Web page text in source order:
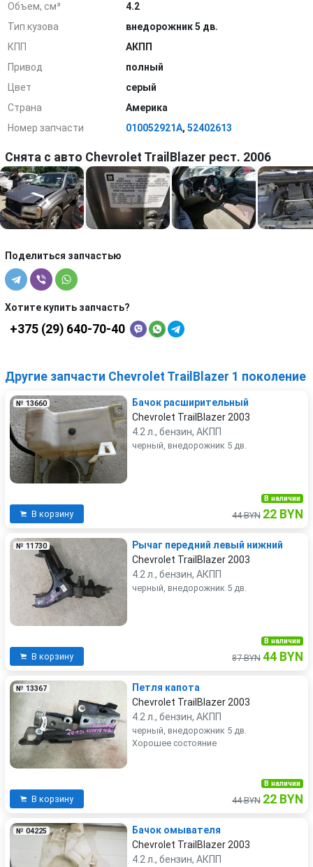
Объем, см³
4.2
Тип кузова
внедорожник 5 дв.
КПП
АКПП
Привод
полный
Цвет
серый
Страна
Америка
Номер запчасти
010052921A,52402613
Снята с авто Chevrolet TrailBlazer рест. 2006
Поделиться запчастью
Хотите купить запчасть?
+375 (29) 640-70-40
Другие запчасти Chevrolet TrailBlazer 1 поколение
№ 13660
Бачок расширительный
Chevrolet TrailBlazer 2003
4.2 л., бензин, АКПП
черный, внедорожник 5 дв.
В корзину
В наличии
44 BYN 22 BYN
№ 11730
Рычаг передний левый нижний
Chevrolet TrailBlazer 2003
4.2 л., бензин, АКПП
черный, внедорожник 5 дв.
В корзину
В наличии
87 BYN 44 BYN
№ 13367
Петля капота
Chevrolet TrailBlazer 2003
4.2 л., бензин, АКПП
черный, внедорожник 5 дв.
Хорошее состояние
В корзину
В наличии
44 BYN 22 BYN
№ 04225
Бачок омывателя
Chevrolet TrailBlazer 2003
4.2 л., бензин, АКПП